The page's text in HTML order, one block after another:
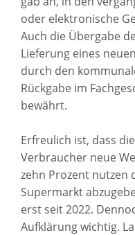
oder elektronische
Auch die Übergabe
Lieferung eines
durch den
Rückgabe im
bewährt.
Erfreulich ist, dass
Verbraucher neue
zehn Prozent nutzen
Supermarkt
erst seit 2022.
Aufklärung wichtig.